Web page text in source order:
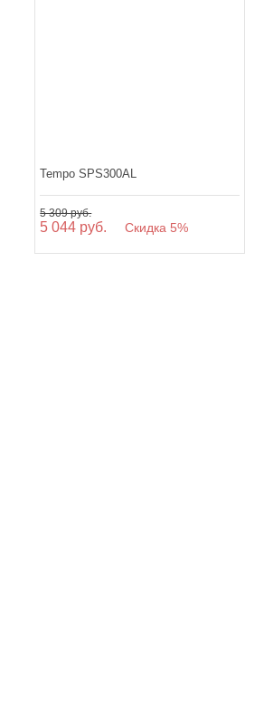
Tempo SPS300AL
5 309 руб.
5 044 руб. Скидка 5%